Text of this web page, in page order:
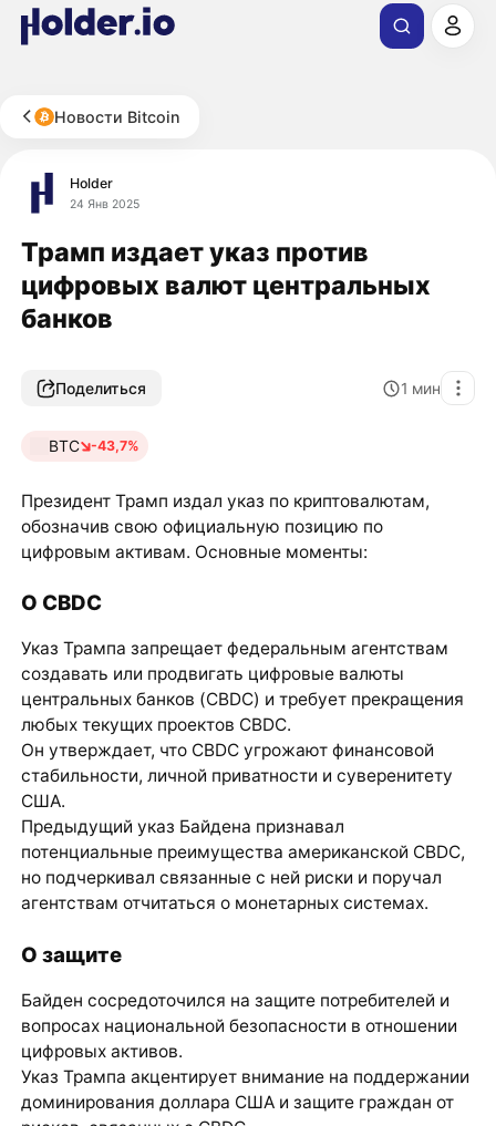
Новости Bitcoin
Holder
24 Янв 2025
Трамп издает указ против
цифровых валют центральных
банков
Поделиться 1 мин
BTC -43,7%
Президент Трамп издал указ по криптовалютам,
обозначив свою официальную позицию по
цифровым активам. Основные моменты:
О CBDC
Указ Трампа запрещает федеральным агентствам
создавать или продвигать цифровые валюты
центральных банков (CBDC) и требует прекращения
любых текущих проектов CBDC.
Он утверждает, что CBDC угрожают финансовой
стабильности, личной приватности и суверенитету
США.
Предыдущий указ Байдена признавал
потенциальные преимущества американской CBDC,
но подчеркивал связанные с ней риски и поручал
агентствам отчитаться о монетарных системах.
О защите
Байден сосредоточился на защите потребителей и
вопросах национальной безопасности в отношении
цифровых активов.
Указ Трампа акцентирует внимание на поддержании
доминирования доллара США и защите граждан от